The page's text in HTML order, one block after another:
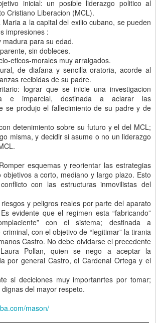
inicial: un posible liderazgo politico al
Cristiano Liberacion (MCL).
a la capital del exilio cubano, se pueden
impresiones :
madura para su edad.
sin dobleces.
eticos-morales muy arraigados.
de diafana y sencilla oratoria, acorde al
recibidas de su padre.
lograr que se inicie una investigacion
e imparcial, destinada a aclarar las
se produjo el fallecimiento de su padre y de
detenimiento sobre su futuro y el del MCL;
misma, y decidir si asume o no un liderazgo
esquemas y reorientar las estrategias
objetivos a corto, mediano y largo plazo. Esto
con las estructuras inmovilistas del
y peligros reales por parte del aparato
evidente que el regimen esta “fabricando”
con el sistema; destinada a
criminal, con el objetivo de “legitimar” la tirania
Castro. No debe olvidarse el precedente
Pollan, quien se nego a aceptar la
por general Castro, el Cardenal Ortega y el
si deciciones muy importanrtes por tomar;
del mayor respeto.
mason/